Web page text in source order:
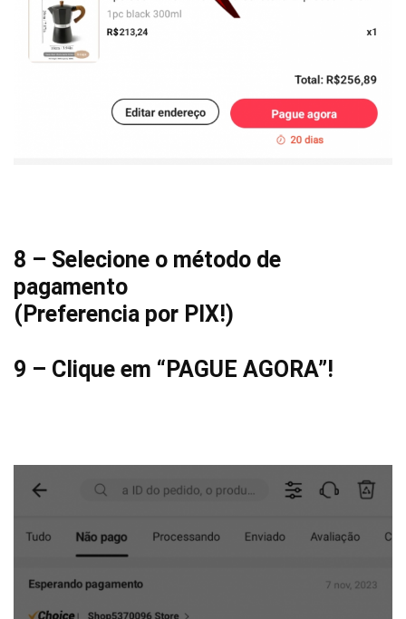
8 – Selecione o método de
pagamento
(Preferencia por PIX!)
9 – Clique em “PAGUE AGORA”!